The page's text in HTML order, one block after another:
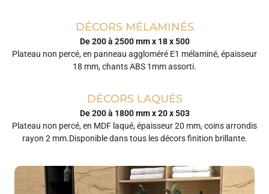
DÉCORS MÉLAMINÉS
De 200 à 2500 mm x 18 x 500
Plateau non percé, en panneau aggloméré E1 mélaminé, épaisseur
18 mm, chants ABS 1mm assorti.
DÉCORS LAQUÉS
De 200 à 1800 mm x 20 x 503
Plateau non percé, en MDF laqué, épaisseur 20 mm, coins arrondis
rayon 2 mm.Disponible dans tous les décors finition brillante.